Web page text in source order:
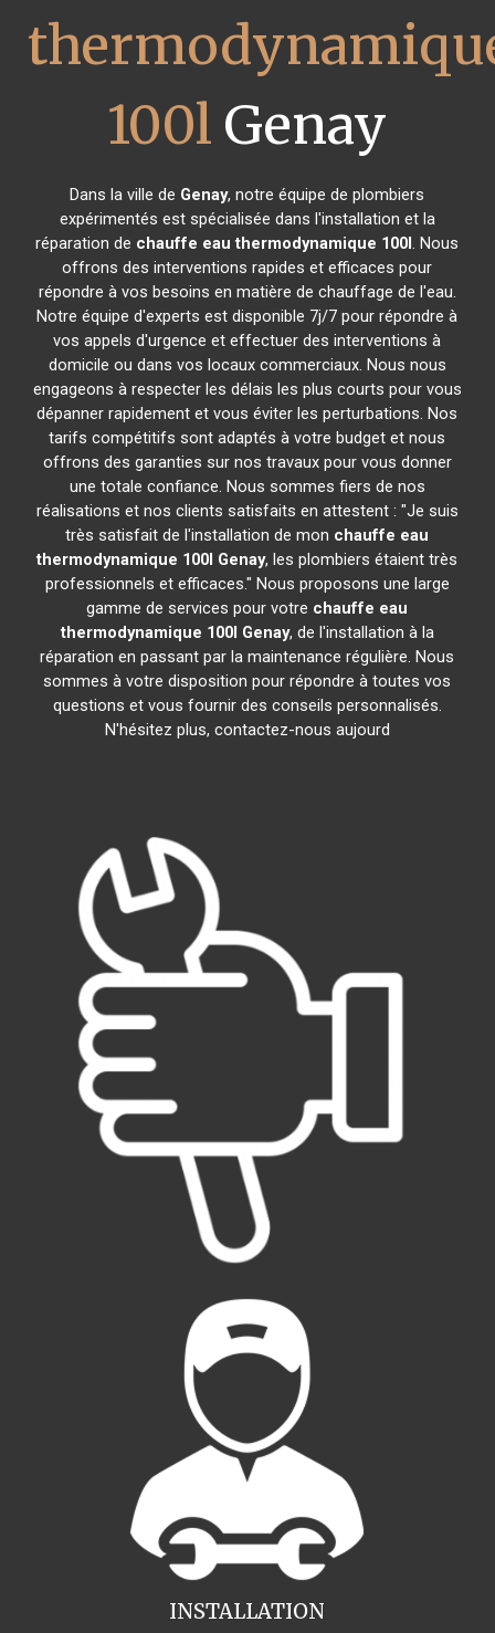
100l Genay
Dans la ville de Genay, notre équipe de plombiers
expérimentés est spécialisée dans l'installation et la
réparation de chauffe eau thermodynamique 100l. Nous
offrons des interventions rapides et efficaces pour
répondre à vos besoins en matière de chauffage de l'eau.
Notre équipe d'experts est disponible 7j/7 pour répondre à
vos appels d'urgence et effectuer des interventions à
domicile ou dans vos locaux commerciaux. Nous nous
engageons à respecter les délais les plus courts pour vous
dépanner rapidement et vous éviter les perturbations. Nos
tarifs compétitifs sont adaptés à votre budget et nous
offrons des garanties sur nos travaux pour vous donner
une totale confiance. Nous sommes fiers de nos
réalisations et nos clients satisfaits en attestent : "Je suis
très satisfait de l'installation de mon chauffe eau
thermodynamique 100l Genay, les plombiers étaient très
professionnels et efficaces." Nous proposons une large
gamme de services pour votre chauffe eau
thermodynamique 100l Genay, de l'installation à la
réparation en passant par la maintenance régulière. Nous
sommes à votre disposition pour répondre à toutes vos
questions et vous fournir des conseils personnalisés.
N'hésitez plus, contactez-nous aujourd
INSTALLATION